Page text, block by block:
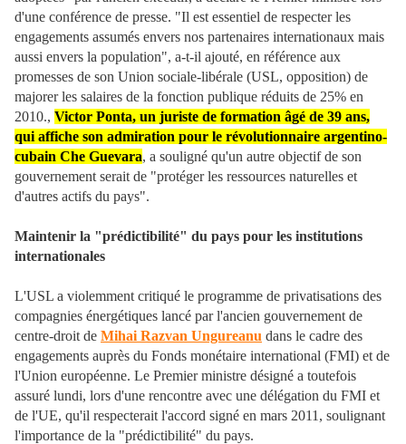
d'une conférence de presse. "Il est essentiel de respecter les
engagements assumés envers nos partenaires internationaux mais
aussi envers la population", a-t-il ajouté, en référence aux
promesses de son Union sociale-libérale (USL, opposition) de
majorer les salaires de la fonction publique réduits de 25% en
2010., Victor Ponta, un juriste de formation âgé de 39 ans,
qui affiche son admiration pour le révolutionnaire argentino-
cubain Che Guevara, a souligné qu'un autre objectif de son
gouvernement serait de "protéger les ressources naturelles et
d'autres actifs du pays".
Maintenir la "prédictibilité" du pays pour les institutions
internationales
L'USL a violemment critiqué le programme de privatisations des
compagnies énergétiques lancé par l'ancien gouvernement de
centre-droit de Mihai Razvan Ungureanu dans le cadre des
engagements auprès du Fonds monétaire international (FMI) et de
l'Union européenne. Le Premier ministre désigné a toutefois
assuré lundi, lors d'une rencontre avec une délégation du FMI et
de l'UE, qu'il respecterait l'accord signé en mars 2011, soulignant
l'importance de la "prédictibilité" du pays.